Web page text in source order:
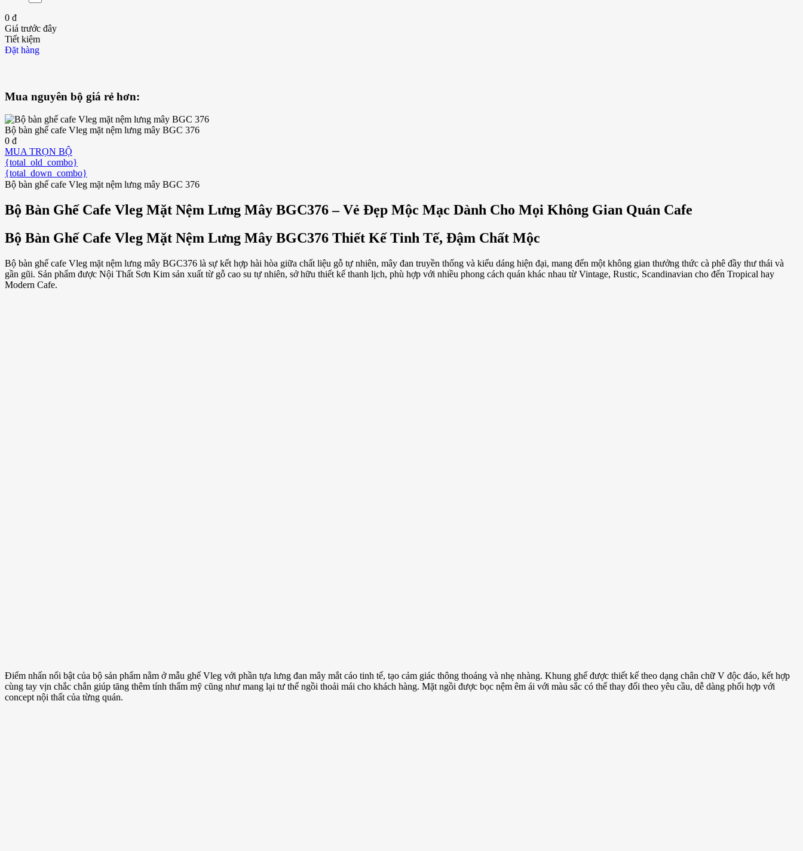
0 đ
Giá trước đây
Tiết kiệm
Đặt hàng
Mua nguyên bộ giá rẻ hơn:
Bộ bàn ghế cafe Vleg mặt nệm lưng mây BGC 376
0 đ
MUA TRỌN BỘ
{total_old_combo}
{total_down_combo}
Bộ bàn ghế cafe Vleg mặt nệm lưng mây BGC 376
Bộ Bàn Ghế Cafe Vleg Mặt Nệm Lưng Mây BGC376 – Vẻ Đẹp Mộc Mạc Dành Cho Mọi Không Gian Quán Cafe
Bộ Bàn Ghế Cafe Vleg Mặt Nệm Lưng Mây BGC376 Thiết Kế Tinh Tế, Đậm Chất Mộc
Bộ bàn ghế cafe Vleg mặt nệm lưng mây BGC376 là sự kết hợp hài hòa giữa chất liệu gỗ tự nhiên, mây đan truyền thống và kiểu dáng hiện đại, mang đến một không gian thưởng thức cà phê đầy thư thái và
gần gũi. Sản phẩm được Nội Thất Sơn Kim sản xuất từ gỗ cao su tự nhiên, sở hữu thiết kế thanh lịch, phù hợp với nhiều phong cách quán khác nhau từ Vintage, Rustic, Scandinavian cho đến Tropical hay
Modern Cafe.
Điểm nhấn nổi bật của bộ sản phẩm nằm ở mẫu ghế Vleg với phần tựa lưng đan mây mắt cáo tinh tế, tạo cảm giác thông thoáng và nhẹ nhàng. Khung ghế được thiết kế theo dạng chân chữ V độc đáo, kết hợp
cùng tay vịn chắc chắn giúp tăng thêm tính thẩm mỹ cũng như mang lại tư thế ngồi thoải mái cho khách hàng. Mặt ngồi được bọc nệm êm ái với màu sắc có thể thay đổi theo yêu cầu, dễ dàng phối hợp với
concept nội thất của từng quán.